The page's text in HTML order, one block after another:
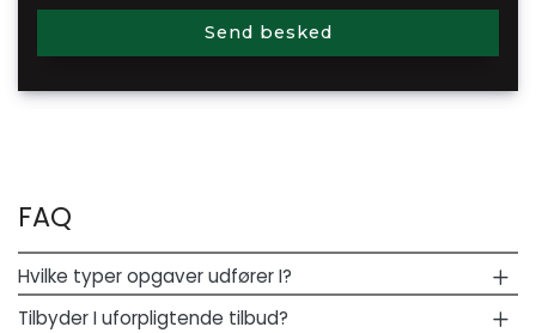
FAQ
Hvilke typer opgaver udfører I?
Tilbyder I uforpligtende tilbud?